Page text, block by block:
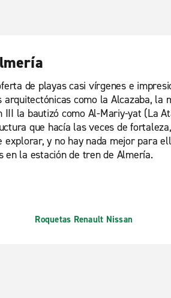
de playas casi vírgenes e
como la Alcazaba, la
la bautizó como Al-Mariy-yat (La
que hacía las veces de
y no hay nada mejor para
en la estación de tren de Almería.
Roquetas Renault Nissan